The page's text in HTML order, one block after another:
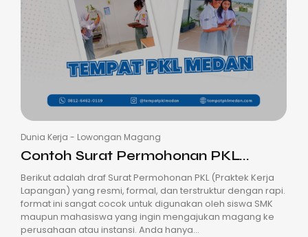
Dunia Kerja - Lowongan Magang
Contoh Surat Permohonan PKL...
Berikut adalah draf Surat Permohonan PKL (Praktek Kerja
Lapangan) yang resmi, formal, dan terstruktur dengan rapi.
format ini sangat cocok untuk digunakan oleh siswa SMK
maupun mahasiswa yang ingin mengajukan magang ke
perusahaan atau instansi. Anda hanya...